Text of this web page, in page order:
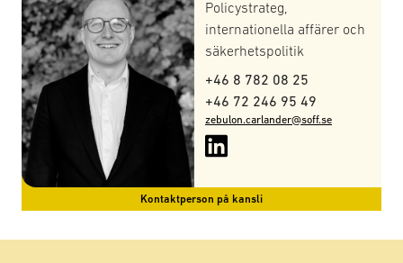
Policystrateg,
internationella affärer och
säkerhetspolitik
+46 8 782 08 25
+46 72 246 95 49
zebulon.carlander@soff.se
Kontaktperson på kansli